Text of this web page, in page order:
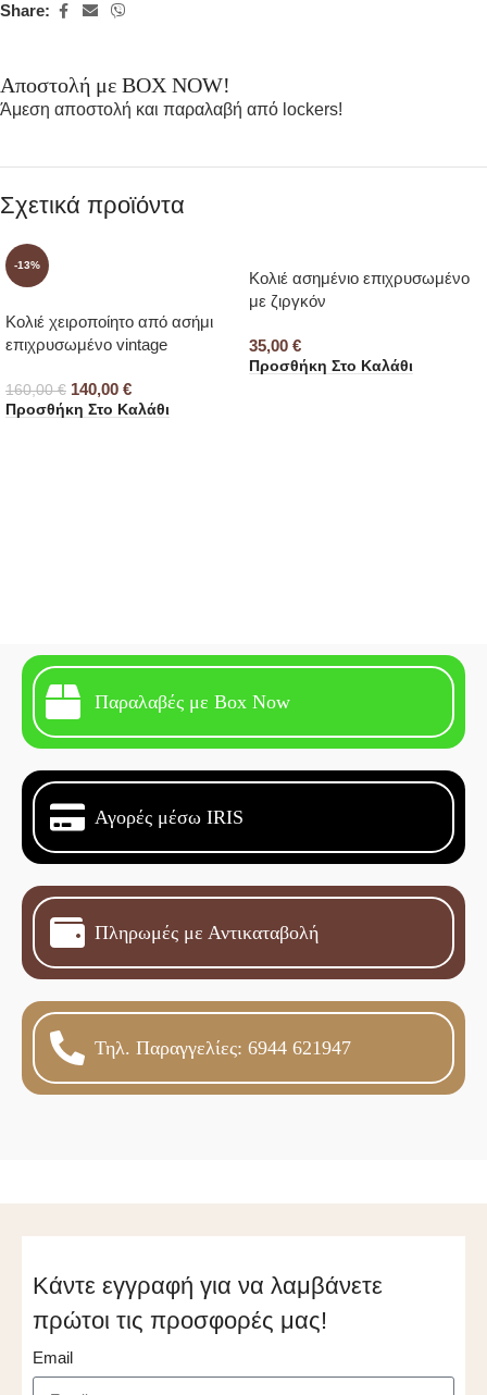
Share:
Αποστολή με BOX NOW!
Άμεση αποστολή και παραλαβή από lockers!
Σχετικά προϊόντα
-13%
Κολιέ χειροποίητο από ασήμι
επιχρυσωμένο vintage
160,00€ 140,00 €
Προσθήκη Στο Καλάθι
Κολιέ ασημένιο επιχρυσωμένο
με ζιργκόν
35,00 €
Προσθήκη Στο Καλάθι
Παραλαβές με Box Now
Αγορές μέσω IRIS
Πληρωμές με Αντικαταβολή
Τηλ. Παραγγελίες: 6944 621947
Κάντε εγγραφή για να λαμβάνετε
πρώτοι τις προσφορές μας!
Email